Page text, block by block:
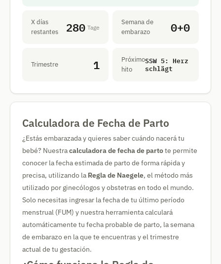
X días
restantes
280 Tage
Semana de
embarazo
0+0
Trimestre 1
Próximo
hito
SSW 5: Herz
schlägt
Calculadora de Fecha de Parto
¿Estás embarazada y quieres saber cuándo nacerá tu
bebé? Nuestracalculadora de fecha de partote permite
conocer la fecha estimada de parto de forma rápida y
precisa, utilizando la Regla de Naegele, el método más
utilizado por ginecólogos y obstetras en todo el mundo.
Solo necesitas ingresar la fecha de tu último período
menstrual (FUM) y nuestra herramienta calculará
automáticamente tu fecha probable de parto, la semana
de embarazo en la que te encuentras y el trimestre
actual de tu gestación.